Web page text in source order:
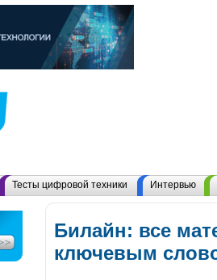
Тесты цифровой техники Интервью
Билайн: все
ключевым